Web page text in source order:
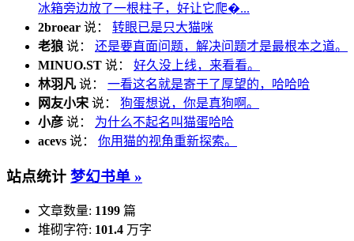
冰箱旁边放了一根柱子，好让它爬�...
2broear 说： 转眼已是只大猫咪
老狼 说： 还是要直面问题，解决问题才是最根本之道。
MINUO.ST 说： 好久没上线，来看看。
林羽凡 说： 一看这名就是寄于了厚望的，哈哈哈
网友小宋 说： 狗蛋想说，你是真狗啊。
小彦 说： 为什么不起名叫猫蛋哈哈
acevs 说： 你用猫的视角重新探索。
站点统计 梦幻书单 »
文章数量: 1199 篇
堆砌字符: 101.4 万字